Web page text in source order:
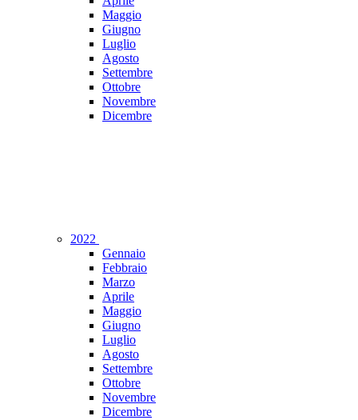
Maggio
Giugno
Luglio
Agosto
Settembre
Ottobre
Novembre
Dicembre
2022
Gennaio
Febbraio
Marzo
Aprile
Maggio
Giugno
Luglio
Agosto
Settembre
Ottobre
Novembre
Dicembre